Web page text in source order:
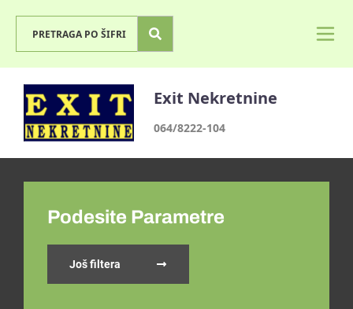
Exit Nekretnine
064/8222-104
Podesite Parametre
Još filtera